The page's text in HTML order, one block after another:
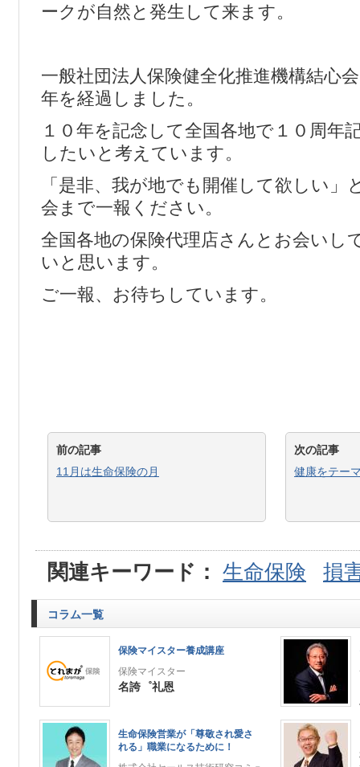
ークが自然と発生して来ます。
一般社団法人保険健全化推進機構結心
年を経過しました。
１０年を記念して全国各地で１０周年
したいと考えています。
「是非、我が地でも開催して欲しい」
会まで一報ください。
全国各地の保険代理店さんとお会いし
いと思います。
ご一報、お待ちしています。
前の記事
11月は生命保険の月
次の記事
健康をテー
関連キーワード： 生命保険 損
コラム一覧
保険マイスター養成講座
保険マイスター
名誇゜礼恩
生命保険営業が「尊敬され愛さ
れる」職業になるために！